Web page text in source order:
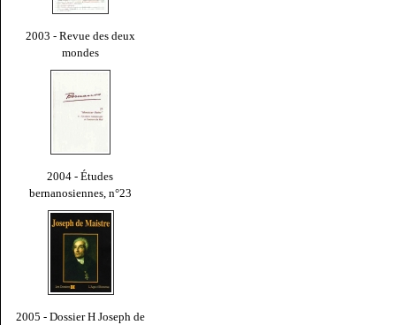
2003 - Revue des deux
mondes
2004 - Études
bernanosiennes, n°23
2005 - Dossier H Joseph de